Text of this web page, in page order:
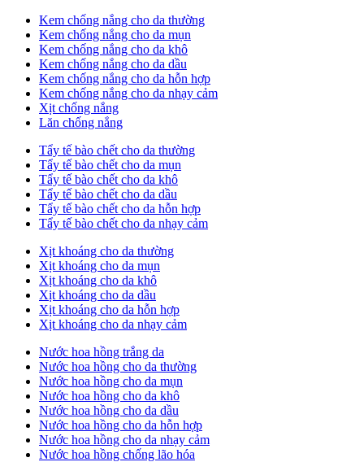
Kem chống nắng cho da thường
Kem chống nắng cho da mụn
Kem chống nắng cho da khô
Kem chống nắng cho da dầu
Kem chống nắng cho da hỗn hợp
Kem chống nắng cho da nhạy cảm
Xịt chống nắng
Lăn chống nắng
Tẩy tế bào chết cho da thường
Tẩy tế bào chết cho da mụn
Tẩy tế bào chết cho da khô
Tẩy tế bào chết cho da dầu
Tẩy tế bào chết cho da hỗn hợp
Tẩy tế bào chết cho da nhạy cảm
Xịt khoáng cho da thường
Xịt khoáng cho da mụn
Xịt khoáng cho da khô
Xịt khoáng cho da dầu
Xịt khoáng cho da hỗn hợp
Xịt khoáng cho da nhạy cảm
Nước hoa hồng trắng da
Nước hoa hồng cho da thường
Nước hoa hồng cho da mụn
Nước hoa hồng cho da khô
Nước hoa hồng cho da dầu
Nước hoa hồng cho da hỗn hợp
Nước hoa hồng cho da nhạy cảm
Nước hoa hồng chống lão hóa